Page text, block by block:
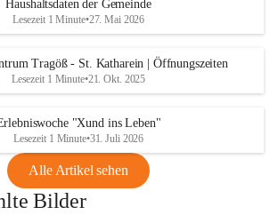
Haushaltsdaten der Gemeinde
Lesezeit 1 Minute•27. Mai 2026
Tragöß - St. Katharein | Öffnungszeiten
Lesezeit 1 Minute•21. Okt. 2025
"Xund ins Leben"
Lesezeit 1 Minute•31. Juli 2026
Alle Artikel sehen
Bilder